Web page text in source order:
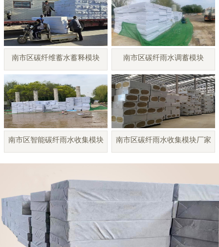
南市区碳纤维蓄水蓄释模块 南市区碳纤雨水调蓄模块
南市区智能碳纤雨水收集模块 南市区碳纤雨水收集模块厂家